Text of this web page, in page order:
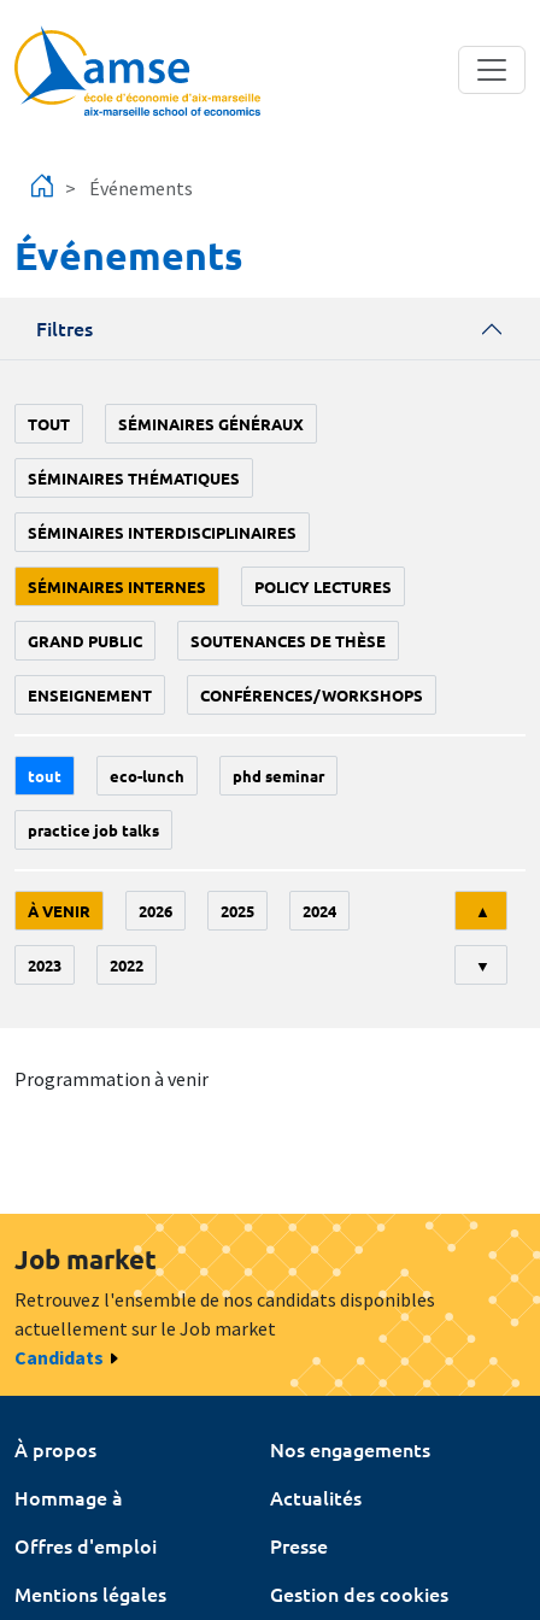
Événements
Événements
Filtres
TOUT SÉMINAIRES GÉNÉRAUX
SÉMINAIRES THÉMATIQUES
SÉMINAIRES INTERDISCIPLINAIRES
SÉMINAIRES INTERNES POLICY LECTURES
GRAND PUBLIC SOUTENANCES DE THÈSE
ENSEIGNEMENT CONFÉRENCES/WORKSHOPS
tout eco-lunch phd seminar
practice job talks
À VENIR 2026 2025 2024
2023 2022
▲
▼
Programmation à venir
Job market
Retrouvez l'ensemble de nos candidats disponibles
actuellement sur le Job market
Candidats
À propos
Nos engagements
Hommage à
Actualités
Offres d'emploi
Presse
Mentions légales
Gestion des cookies